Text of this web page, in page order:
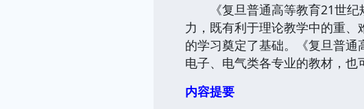
《复旦普通高等教育21世纪
力，既有利于理论教学中的重
的学习奠定了基础。《复旦普
电子、电气类各专业的教材，也
内容提要